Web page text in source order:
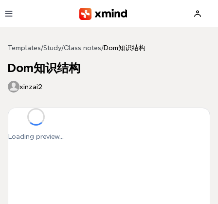
Templates/Study/Class notes/Dom知识结构
Dom知识结构
xinzai2
Loading preview...